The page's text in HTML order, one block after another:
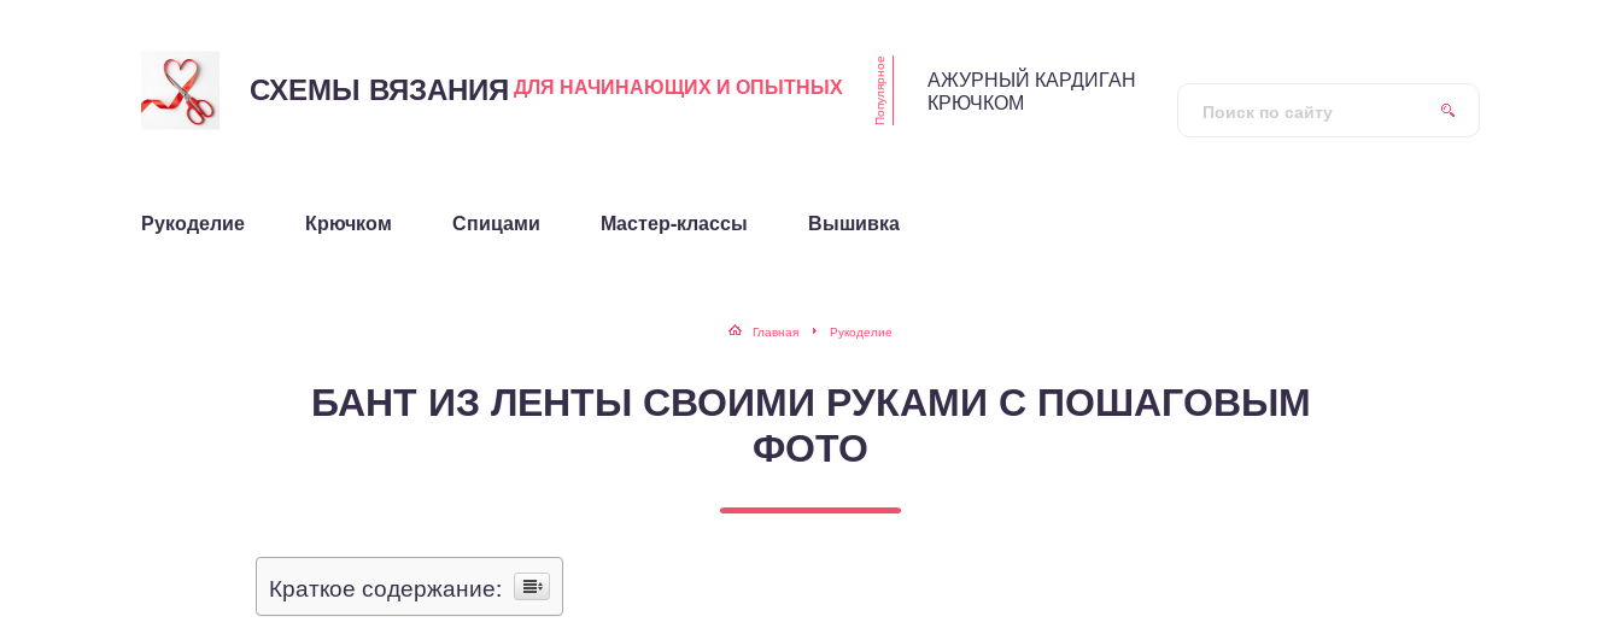
СХЕМЫ ВЯЗАНИЯ ДЛЯ НАЧИНАЮЩИХ И ОПЫТНЫХ Популярное
АЖУРНЫЙ КАРДИГАН
КРЮЧКОМ
Рукоделие Крючком Спицами Мастер-классы Вышивка
Главная Рукоделие
БАНТ ИЗ ЛЕНТЫ СВОИМИ РУКАМИ С ПОШАГОВЫМ
ФОТО
Краткое содержание: